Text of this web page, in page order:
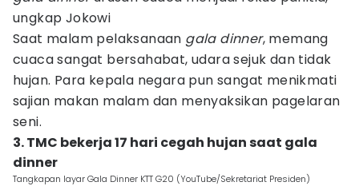
ungkap Jokowi
Saat malam pelaksanaan gala dinner, memang
cuaca sangat bersahabat, udara sejuk dan tidak
hujan. Para kepala negara pun sangat menikmati
sajian makan malam dan menyaksikan pagelaran
seni.
3. TMC bekerja 17 hari cegah hujan saat gala
dinner
Tangkapan layar Gala Dinner KTT G20 (YouTube/Sekretariat Presiden)